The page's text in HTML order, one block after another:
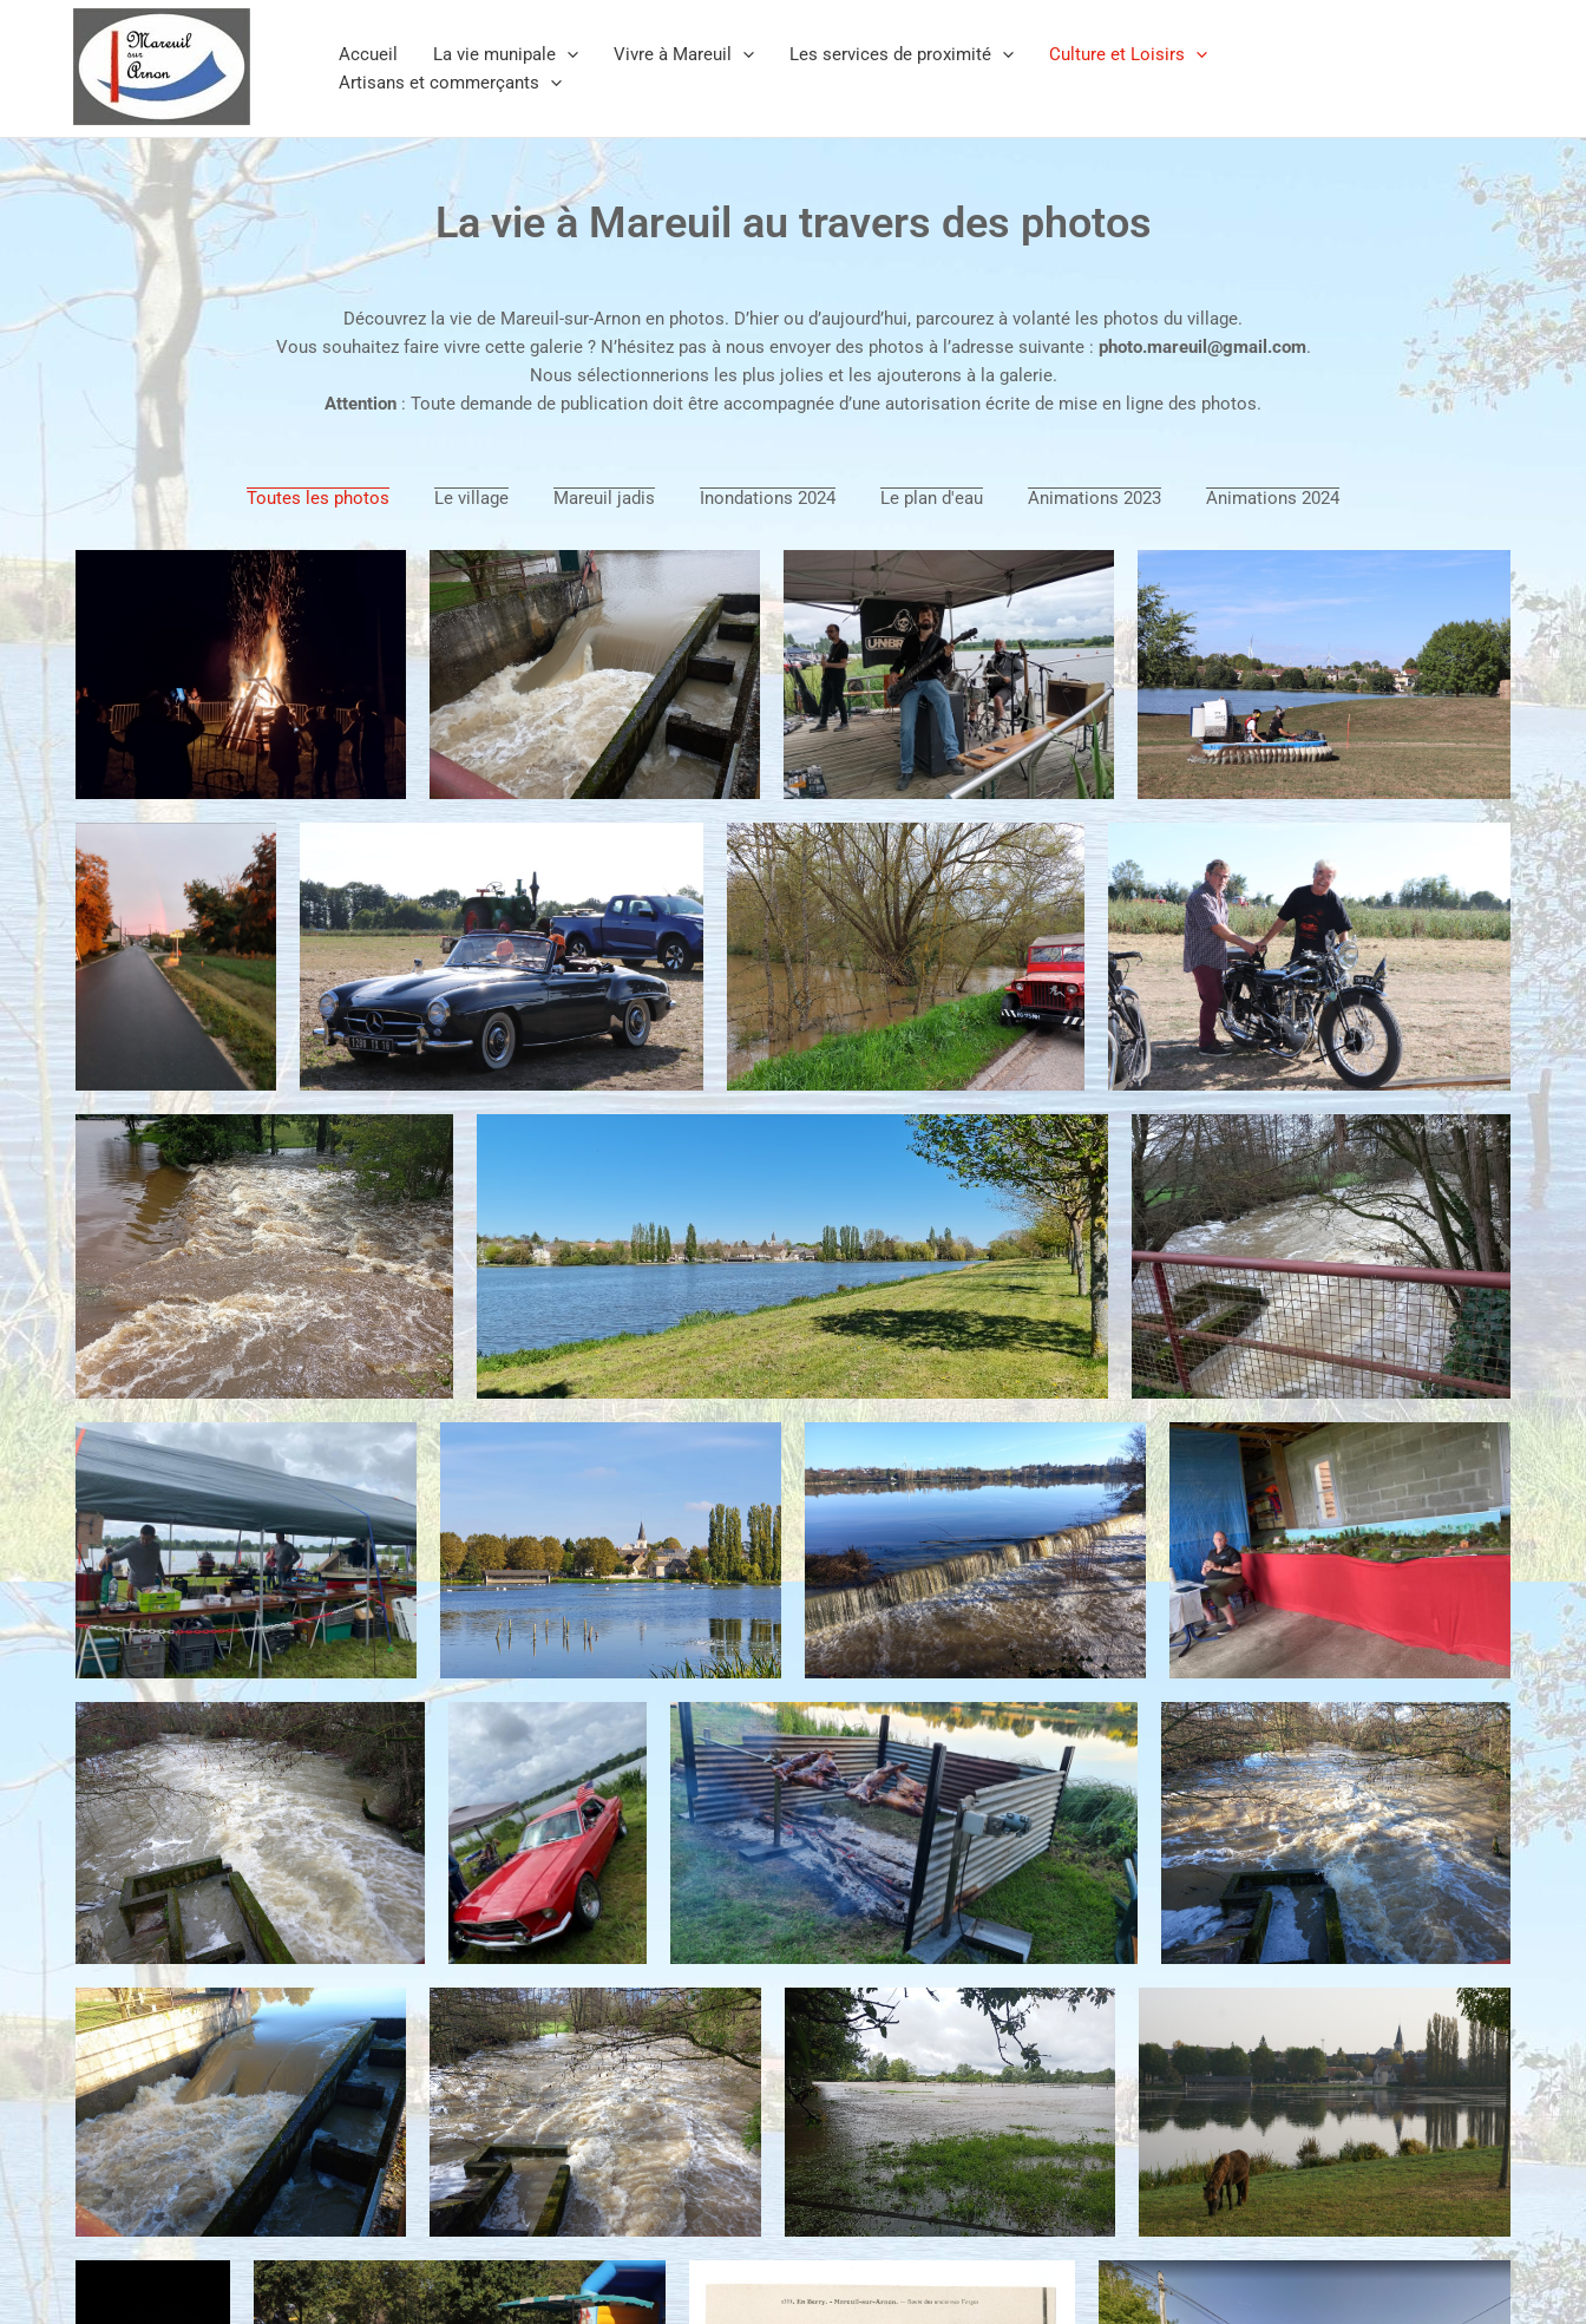
Accueil La vie munipale Vivre à Mareuil Les services de proximité
Culture et Loisirs
Artisans et commerçants
La vie à Mareuil au travers des photos
Découvrez la vie de Mareuil-sur-Arnon en photos. D’hier ou d’aujourd’hui, parcourez à volanté les photos du village.
Vous souhaitez faire vivre cette galerie ? N’hésitez pas à nous envoyer des photos à l’adresse suivante : photo.mareuil@gmail.com.
Nous sélectionnerions les plus jolies et les ajouterons à la galerie.
Attention : Toute demande de publication doit être accompagnée d’une autorisation écrite de mise en ligne des photos.
Toutes les photos Le village Mareuil jadis Inondations 2024 Le plan d'eau Animations 2023 Animations 2024